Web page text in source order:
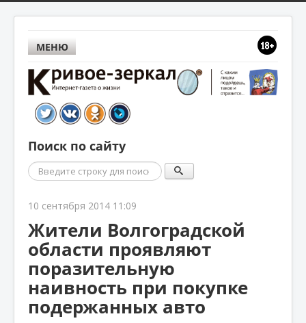
МЕНЮ
Поиск по сайту
Поиск
10 сентября 2014 11:09
Жители Волгоградской
области проявляют
поразительную
наивность при покупке
подержанных авто